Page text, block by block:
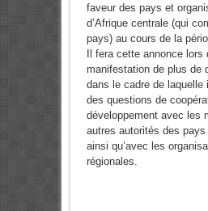
faveur des pays et
d’Afrique centrale (qui
pays) au cours de la
Il fera cette annonce lors
manifestation de plus de
dans le cadre de laquelle
des questions de
développement avec les
autres autorités des pays
ainsi qu’avec les
régionales.